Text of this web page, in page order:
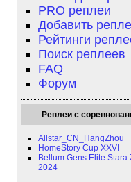
PRO реплеи
Добавить
Рейтинги
Поиск реплеев
FAQ
Форум
Реплеи с
Allstar_CN_HangZhou
HomeStory Cup XXVI
Bellum Gens Elite Stara
2024